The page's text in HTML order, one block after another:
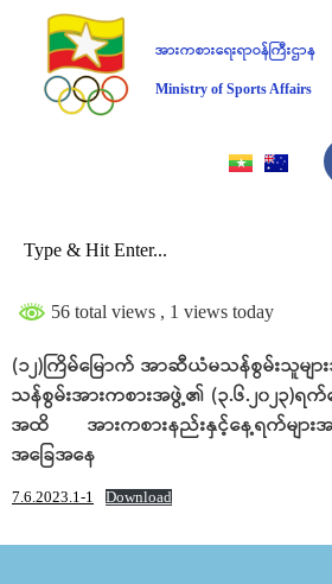
အားကစားရေးရာဝန်ကြီးဌာန
Ministry of Sports Affairs
56 total views , 1 views today
(၁၂)ကြိမ်မြောက် အာဆီယံမသန်စွမ်းသူများ
သန်စွမ်းအားကစားအဖွဲ့၏ (၃.၆.၂၀၂၃)ရ
အထိ အားကစားနည်းနှင့်နေ့ရက်မ
အခြေအနေ
7.6.2023.1-1 Download